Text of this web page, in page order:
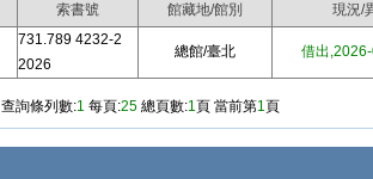
索書號 館藏地/館別 現況/
731.789 4232-2
2026
總館/臺北 借出
查詢條列數:1 每頁:25 總頁數:1頁 當前第1頁